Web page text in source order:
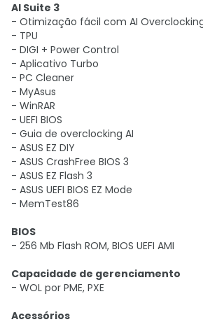
AI Suite 3
- Otimização fácil com AI
- TPU
- DIGI + Power Control
- Aplicativo Turbo
- PC Cleaner
- MyAsus
- WinRAR
- UEFI BIOS
- Guia de overclocking AI
- ASUS EZ DIY
- ASUS CrashFree BIOS 3
- ASUS EZ Flash 3
- ASUS UEFI BIOS EZ Mode
- MemTest86
BIOS
- 256 Mb Flash ROM, BIOS UEFI AMI
Capacidade de gerenciamento
- WOL por PME, PXE
Acessórios